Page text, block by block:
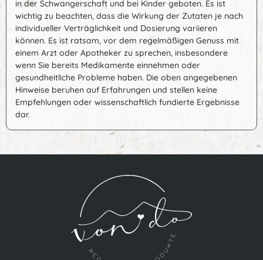
in der Schwangerschaft und bei Kinder geboten. Es ist
wichtig zu beachten, dass die Wirkung der Zutaten je nach
individueller Verträglichkeit und Dosierung variieren
können. Es ist ratsam, vor dem regelmäßigen Genuss mit
einem Arzt oder Apotheker zu sprechen, insbesondere
wenn Sie bereits Medikamente einnehmen oder
gesundheitliche Probleme haben. Die oben angegebenen
Hinweise beruhen auf Erfahrungen und stellen keine
Empfehlungen oder wissenschaftlich fundierte Ergebnisse
dar.